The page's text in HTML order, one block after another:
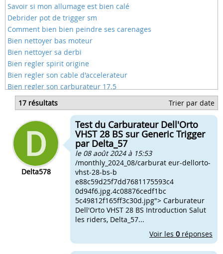
Savoir si mon allumage est bien calé
Debrider pot de trigger sm
Comment bien bien peindre ses carenages
Bien nettoyer bas moteur
Bien nettoyer sa derbi
Bien regler spirit origine
Bien regler son cable d'accelerateur
Bien regler son carburateur 17.5
Bien repeindre son pot d'échappement
Comment bien equiper un ludix
Comment bien equiper une derbi
Comment bien nettoyer son pot
17 résultats Trier par date
Delta578
Test du Carburateur Dell'Orto
VHST 28 BS sur Generic Trigger
par Delta_57
le 08 août 2024 à 15:53
/monthly_2024_08/carburat eur-dellorto-
vhst-28-bs-b
e88c59d25f7dd7681175593c4
0d94f6.jpg.4c08876cedf1bc
5c49812f165ff3c30d.jpg"> Carburateur
Dell'Orto VHST 28 BS Introduction Salut
les riders, Delta_57...
Voir les 0 réponses